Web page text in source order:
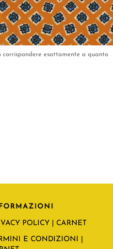
corrispondere esattamente a quanto
POLICY | CARNET
E CONDIZIONI |